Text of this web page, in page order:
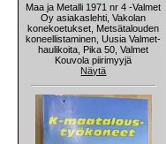
Maa ja Metalli 1971 nr 4 -Valmet
Oy asiakaslehti, Vakolan
konekoetukset, Metsätalouden
koneellistaminen, Uusia Valmet-
haulikoita, Pika 50, Valmet
Kouvola piirimyyjä
Näytä